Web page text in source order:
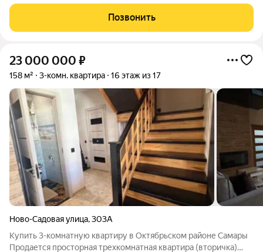
лоджий! Квартира для тех, кто ценит пространство и понимает,
что ремонт лучше
Позвонить
23 000 000 ₽
158 м² 3-комн. квартира 16 этаж из 17
Ново-Садовая улица,303А
Купить 3-комнатную квартиру в Октябрьском районе Самары
Продается просторная трехкомнатная квартира (вторичка)